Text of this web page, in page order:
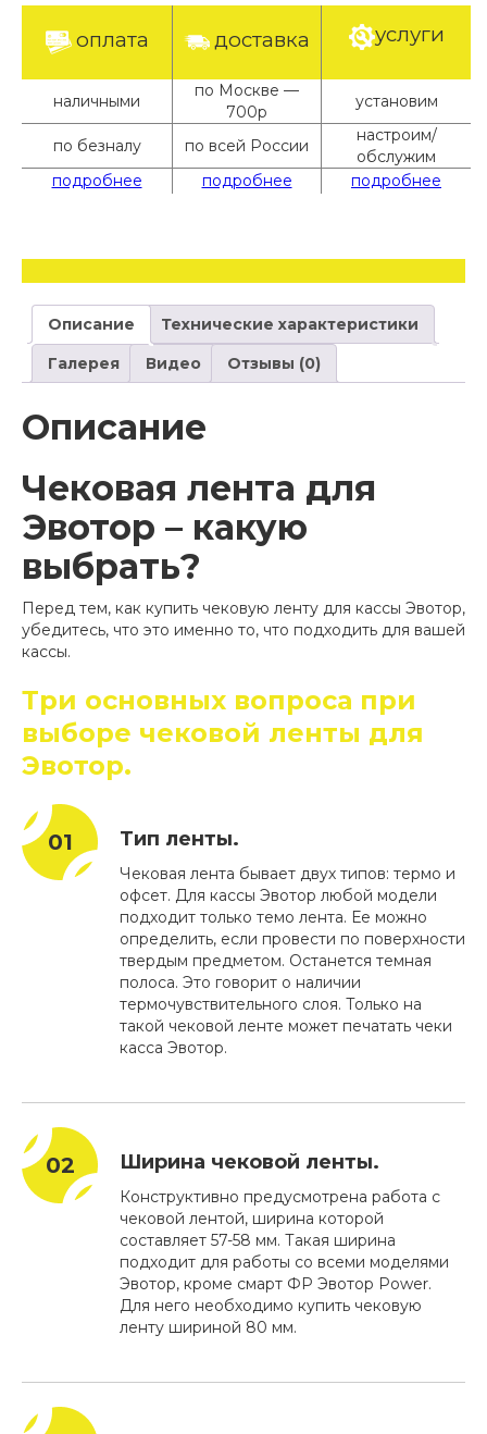
оплата доставка услуги
наличными
по Москве —
700р
установим
по безналу по всей России
настроим/
обслужим
подробнее
подробнее подробнее
Описание
Технические характеристики
Галерея
Видео Отзывы (0)
Описание
Чековая лента для
Эвотор – какую
выбрать?
Перед тем, как купить чековую ленту для кассы Эвотор,
убедитесь, что это именно то, что подходить для вашей
кассы.
Три основных вопроса при
выборе чековой ленты для
Эвотор.
Тип ленты.
Чековая лента бывает двух типов: термо и
офсет. Для кассы Эвотор любой модели
подходит только темо лента. Ее можно
определить, если провести по поверхности
твердым предметом. Останется темная
полоса. Это говорит о наличии
термочувствительного слоя. Только на
такой чековой ленте может печатать чеки
касса Эвотор.
Ширина чековой ленты.
Конструктивно предусмотрена работа с
чековой лентой, ширина которой
составляет 57-58 мм. Такая ширина
подходит для работы со всеми моделями
Эвотор, кроме смарт ФР Эвотор Power.
Для него необходимо купить чековую
ленту шириной 80 мм.